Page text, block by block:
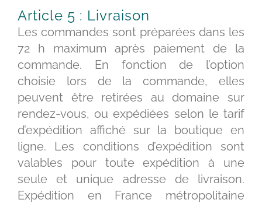
Article 5 : Livraison
Les commandes sont préparées dans les
72 h maximum après paiement de la
commande. En fonction de l’option
choisie lors de la commande, elles
peuvent être retirées au domaine sur
rendez-vous, ou expédiées selon le tarif
d’expédition affiché sur la boutique en
ligne. Les conditions d’expédition sont
valables pour toute expédition à une
seule et unique adresse de livraison.
Expédition en France métropolitaine